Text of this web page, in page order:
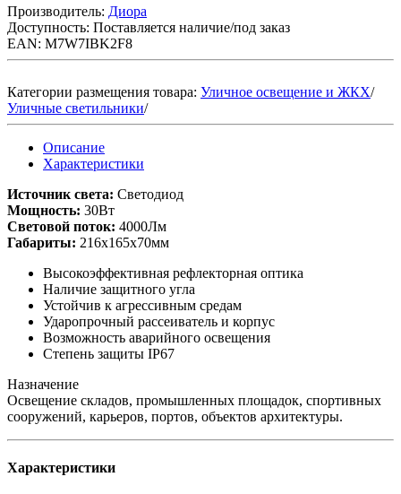
Производитель: Диора
Доступность: Поставляется наличие/под заказ
EAN: M7W7IBK2F8
Категории размещения товара: Уличное освещение и ЖКХ/
Уличные светильники/
Описание
Характеристики
Источник света: Светодиод
Мощность: 30Вт
Световой поток: 4000Лм
Габариты: 216х165х70мм
Высокоэффективная рефлекторная оптика
Наличие защитного угла
Устойчив к агрессивным средам
Ударопрочный рассеиватель и корпус
Возможность аварийного освещения
Степень защиты IP67
Назначение
Освещение складов, промышленных площадок, спортивных
сооружений, карьеров, портов, объектов архитектуры.
Характеристики